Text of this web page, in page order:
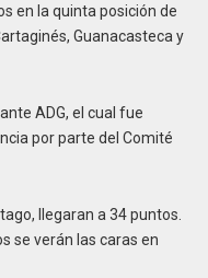
en la quinta posición de
Guanacasteca y
ADG, el cual fue
por parte del Comité
llegaran a 34 puntos.
se verán las caras en